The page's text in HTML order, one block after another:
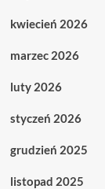
kwiecień 2026
marzec 2026
luty 2026
styczeń 2026
grudzień 2025
listopad 2025